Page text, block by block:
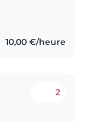
10,00 €/heure
2